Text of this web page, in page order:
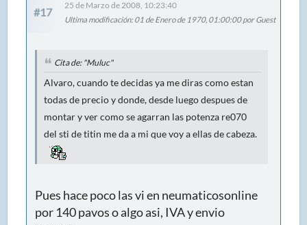
#17
25 de Marzo de 2008, 10:23:40
Ultima modificación: 01 de Enero de 1970, 01:00:00 por Guest
Cita de: "Muluc"
Alvaro, cuando te decidas ya me diras como estan
todas de precio y donde, desde luego despues de
montar y ver como se agarran las potenza re070
del sti de titin me da a mi que voy a ellas de cabeza.
Pues hace poco las vi en neumaticosonline
por 140 pavos o algo asi, IVA y envio